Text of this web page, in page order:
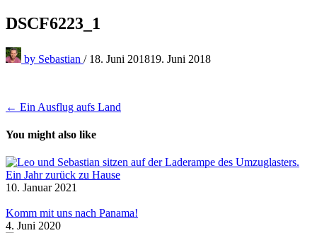
DSCF6223_1
by Sebastian / 18. Juni 201819. Juni 2018
Beitragsnavigation
← Ein Ausflug aufs Land
You might also like
Ein Jahr zurück zu Hause
10. Januar 2021
Komm mit uns nach Panama!
4. Juni 2020